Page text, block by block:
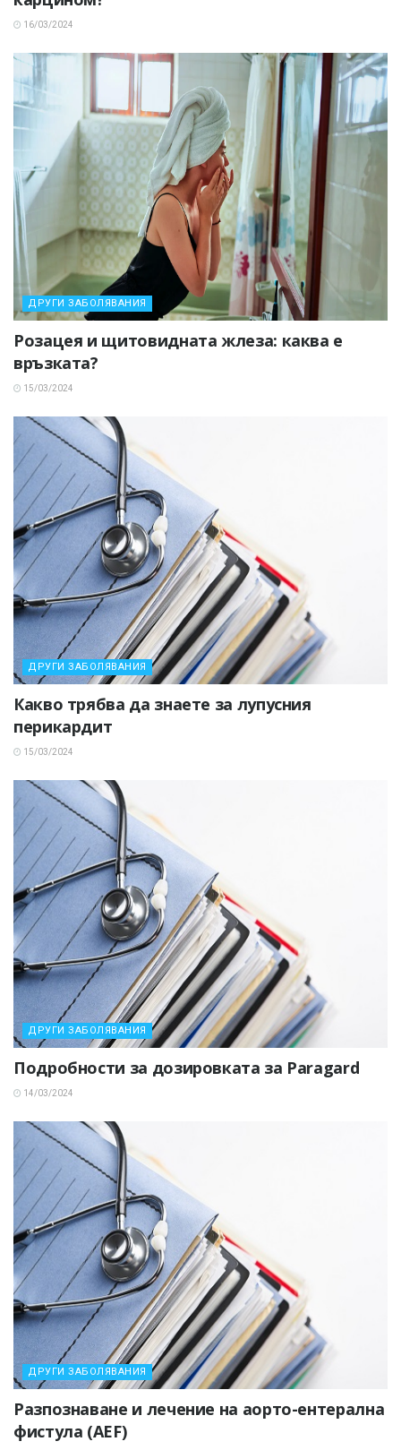
16/03/2024
ДРУГИ ЗАБОЛЯВАНИЯ
Розацея и щитовидната жлеза: каква е
връзката?
15/03/2024
ДРУГИ ЗАБОЛЯВАНИЯ
Какво трябва да знаете за лупусния
перикардит
15/03/2024
ДРУГИ ЗАБОЛЯВАНИЯ
Подробности за дозировката за Paragard
14/03/2024
ДРУГИ ЗАБОЛЯВАНИЯ
Разпознаване и лечение на аорто-ентерална
фистула (AEF)